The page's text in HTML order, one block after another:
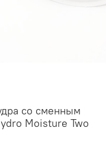
со сменным
Moisture Two